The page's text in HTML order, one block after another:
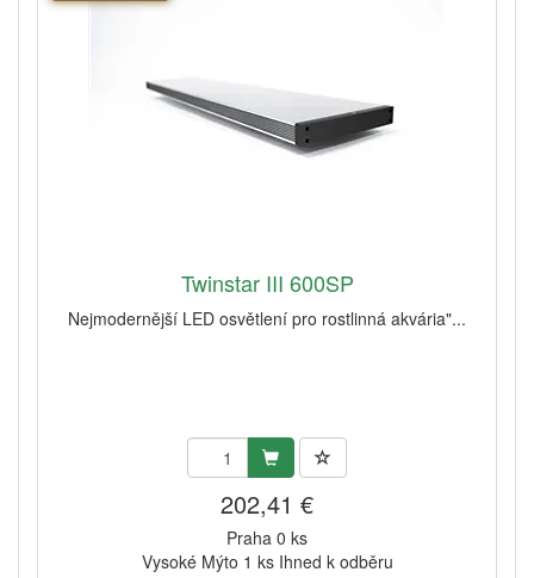
Twinstar III 600SP
Nejmodernější LED osvětlení pro rostlinná akvária"...
202,41 €
Praha 0 ks
Vysoké Mýto 1 ks Ihned k odběru